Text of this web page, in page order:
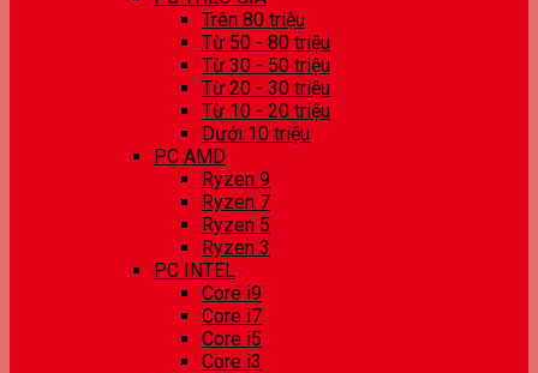
Trên 80 triệu
Từ 50 - 80 triệu
Từ 30 - 50 triệu
Từ 20 - 30 triệu
Từ 10 - 20 triệu
Dưới 10 triệu
PC AMD
Ryzen 9
Ryzen 7
Ryzen 5
Ryzen 3
PC INTEL
Core i9
Core i7
Core i5
Core i3